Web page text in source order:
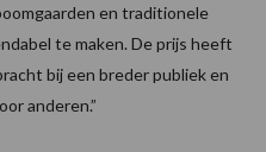
en traditionele
te maken. De prijs heeft
bij een breder publiek en
anderen.”